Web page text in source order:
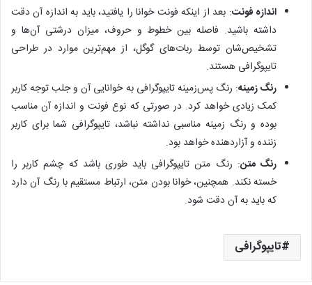
اندازه فونت: بعد از اینکه فونت خوانا را یافتید، باید به اندازه آن دقت
داشته باشید. فاصله بین خطوط و حروف، میزان درشتی آن‌ها و
تشخیص‌شان توسط ربات‌های گوگل، از مهم‌ترین موارد در طراحی
تایپوگرافی هستند.
رنگ زمینه: رنگ پس‌زمینه تایپوگرافی به خوانایی آن و جلب توجه کاربر
کمک زیادی خواهد کرد. در صورتی که نوع فونت و اندازه آن مناسب
بوده و رنگ زمینه‌ مناسبی نداشته نباشد، تایپوگرافی شما برای کاربر
زننده و آزاردهنده خواهد بود.
رنگ متن: رنگ متن تایپوگرافی باید طوری باشد که چشم کاربر را
خسته نکند. همچنین، خوانا بودن متن، ارتباط مستقیم با رنگ آن دارد
که باید به آن دقت شود.
تایپوگرافی